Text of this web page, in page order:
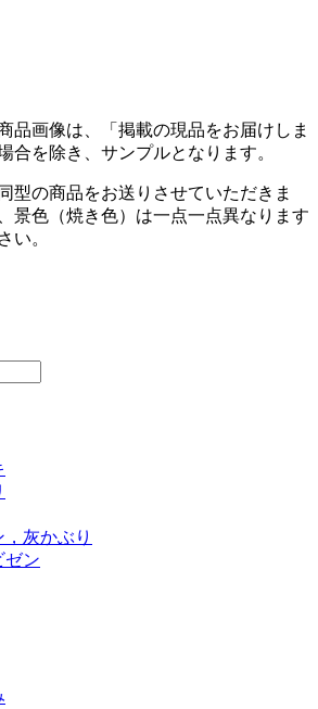
品画像は、
「掲載の現品をお届けしま
合を除き、サンプルとなります。
型の商品をお送りさせていただきま
景色（焼き色）は一点一点異なります
い。
灰かぶり
ゼン